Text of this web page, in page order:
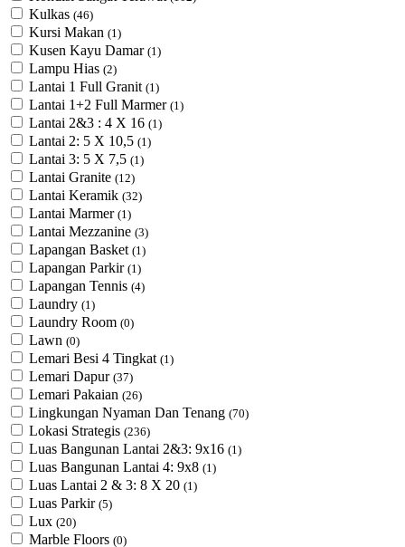
Kulkas (46)
Kursi Makan (1)
Kusen Kayu Damar (1)
Lampu Hias (2)
Lantai 1 Full Granit (1)
Lantai 1+2 Full Marmer (1)
Lantai 2&3 : 4 X 16 (1)
Lantai 2: 5 X 10,5 (1)
Lantai 3: 5 X 7,5 (1)
Lantai Granite (12)
Lantai Keramik (32)
Lantai Marmer (1)
Lantai Mezzanine (3)
Lapangan Basket (1)
Lapangan Parkir (1)
Lapangan Tennis (4)
Laundry (1)
Laundry Room (0)
Lawn (0)
Lemari Besi 4 Tingkat (1)
Lemari Dapur (37)
Lemari Pakaian (26)
Lingkungan Nyaman Dan Tenang (70)
Lokasi Strategis (236)
Luas Bangunan Lantai 2&3: 9x16 (1)
Luas Bangunan Lantai 4: 9x8 (1)
Luas Lantai 2 & 3: 8 X 20 (1)
Luas Parkir (5)
Lux (20)
Marble Floors (0)